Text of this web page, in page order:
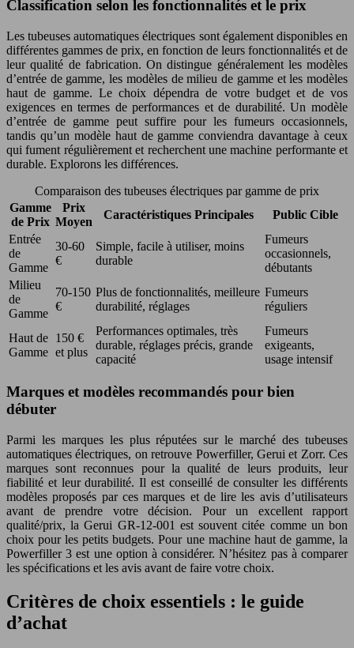
Classification selon les fonctionnalités et le prix
Les tubeuses automatiques électriques sont également disponibles en
différentes gammes de prix, en fonction de leurs fonctionnalités et de
leur qualité de fabrication. On distingue généralement les modèles
d’entrée de gamme, les modèles de milieu de gamme et les modèles
haut de gamme. Le choix dépendra de votre budget et de vos
exigences en termes de performances et de durabilité. Un modèle
d’entrée de gamme peut suffire pour les fumeurs occasionnels,
tandis qu’un modèle haut de gamme conviendra davantage à ceux
qui fument régulièrement et recherchent une machine performante et
durable. Explorons les différences.
Comparaison des tubeuses électriques par gamme de prix
Gamme
de Prix
Prix
Moyen
Caractéristiques Principales
Public Cible
Entrée
de
Gamme
30-60
€
Simple, facile à utiliser, moins
durable
Fumeurs
occasionnels,
débutants
Milieu
de
Gamme
70-150
€
Plus de fonctionnalités, meilleure
durabilité, réglages
Fumeurs
réguliers
Haut de
Gamme
150 €
et plus
Performances optimales, très
durable, réglages précis, grande
capacité
Fumeurs
exigeants,
usage intensif
Marques et modèles recommandés pour bien
débuter
Parmi les marques les plus réputées sur le marché des tubeuses
automatiques électriques, on retrouve Powerfiller, Gerui et Zorr. Ces
marques sont reconnues pour la qualité de leurs produits, leur
fiabilité et leur durabilité. Il est conseillé de consulter les différents
modèles proposés par ces marques et de lire les avis d’utilisateurs
avant de prendre votre décision. Pour un excellent rapport
qualité/prix, la Gerui GR-12-001 est souvent citée comme un bon
choix pour les petits budgets. Pour une machine haut de gamme, la
Powerfiller 3 est une option à considérer. N’hésitez pas à comparer
les spécifications et les avis avant de faire votre choix.
Critères de choix essentiels : le guide
d’achat